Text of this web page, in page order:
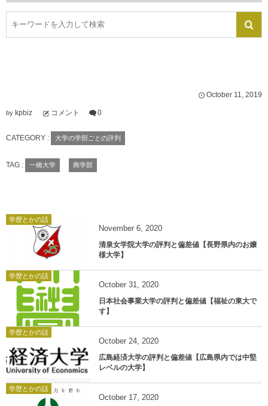
October 11, 2019
by kpbiz コメント 0
CATEGORY : 大学の学部ごとの評判
TAG : 一橋大学 商学部
学歴とかの話
November 6, 2020
清泉女学院大学の評判と偏差値【長野県内のお嬢
様大学】
学歴とかの話
October 31, 2020
日本社会事業大学の評判と偏差値【福祉の東大で
す】
学歴とかの話
October 24, 2020
広島経済大学の評判と偏差値【広島県内では中堅
レベルの大学】
学歴とかの話
October 17, 2020